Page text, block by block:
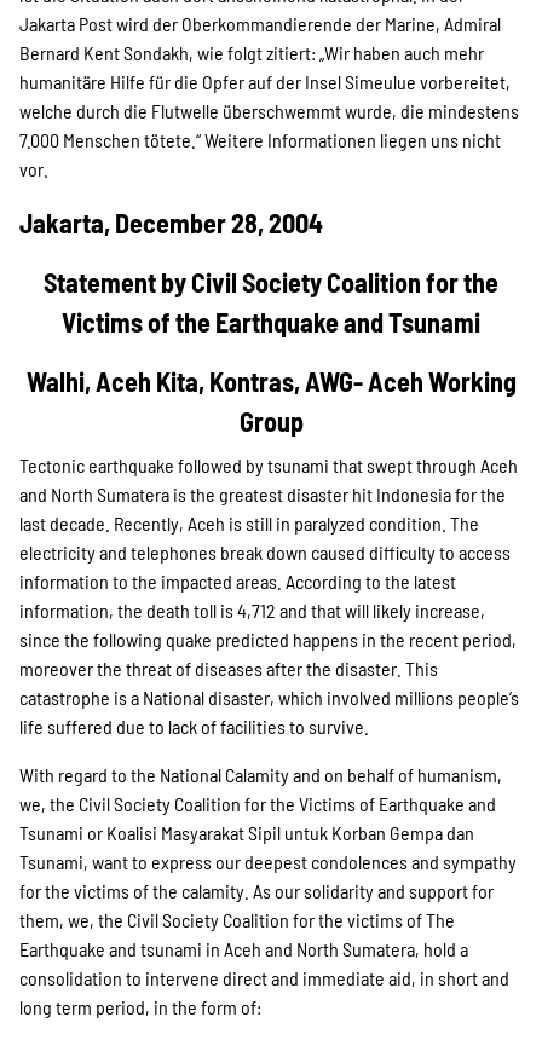
Jakarta Post wird der Oberkommandierende der Marine, Admiral
Bernard Kent Sondakh, wie folgt zitiert: „Wir haben auch mehr
humanitäre Hilfe für die Opfer auf der Insel Simeulue vorbereitet,
welche durch die Flutwelle überschwemmt wurde, die mindestens
7.000 Menschen tötete.“ Weitere Informationen liegen uns nicht
vor.
Jakarta, December 28, 2004
Statement by Civil Society Coalition for the
Victims of the Earthquake and Tsunami
Walhi, Aceh Kita, Kontras, AWG- Aceh Working
Group
Tectonic earthquake followed by tsunami that swept through Aceh
and North Sumatera is the greatest disaster hit Indonesia for the
last decade. Recently, Aceh is still in paralyzed condition. The
electricity and telephones break down caused difficulty to access
information to the impacted areas. According to the latest
information, the death toll is 4,712 and that will likely increase,
since the following quake predicted happens in the recent period,
moreover the threat of diseases after the disaster. This
catastrophe is a National disaster, which involved millions people’s
life suffered due to lack of facilities to survive.
With regard to the National Calamity and on behalf of humanism,
we, the Civil Society Coalition for the Victims of Earthquake and
Tsunami or Koalisi Masyarakat Sipil untuk Korban Gempa dan
Tsunami, want to express our deepest condolences and sympathy
for the victims of the calamity. As our solidarity and support for
them, we, the Civil Society Coalition for the victims of The
Earthquake and tsunami in Aceh and North Sumatera, hold a
consolidation to intervene direct and immediate aid, in short and
long term period, in the form of: